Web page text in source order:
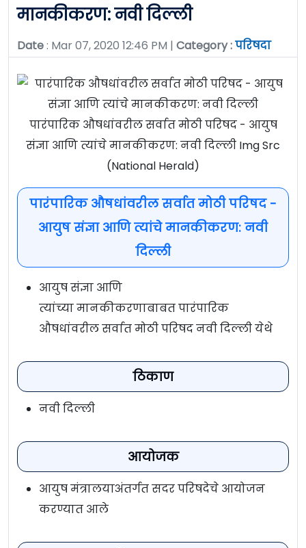
मानकीकरण: नवी दिल्ली
Date: Mar 07, 2020 12:46 PM | Category :परिषदा
पारंपारिक औषधांवरील सर्वात मोठी परिषद - आयुष
संज्ञा आणि त्यांचे मानकीकरण: नवी दिल्ली Img Src
(National Herald)
पारंपारिक औषधांवरील सर्वात मोठी परिषद -
आयुष संज्ञा आणि त्यांचे मानकीकरण: नवी
दिल्ली
आयुष संज्ञा आणि
त्यांच्या मानकीकरणाबाबत पारंपारिक
औषधांवरील सर्वात मोठी परिषद नवी दिल्ली येथे
ठिकाण
नवी दिल्ली
आयोजक
आयुष मंत्रालयाअंतर्गत सदर परिषदेचे आयोजन
करण्यात आले